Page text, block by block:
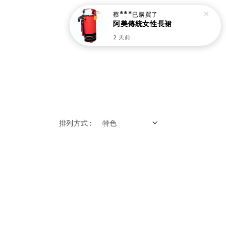
排列方式 :
蔡***已購買了
阿美傳統女性長裙
2 天前